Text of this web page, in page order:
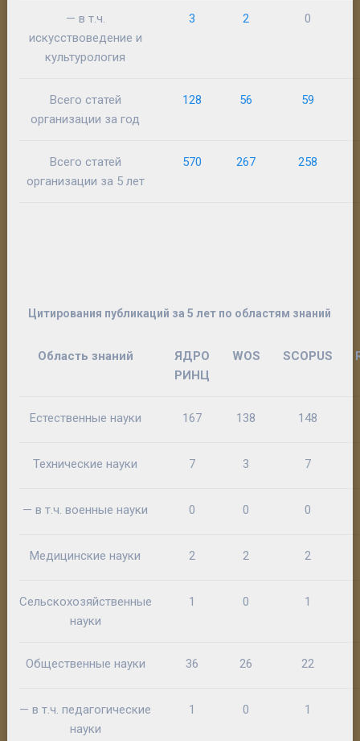
— в т.ч.
искусствоведение и
культурология
3 2 0
Всего статей
организации за год
128 56 59
Всего статей
организации за 5 лет
570 267 258
Цитирования публикаций за 5 лет по областям знаний
Область знаний
ЯДРО
РИНЦ
WOS SCOPUS
Естественные науки 167 138 148
Технические науки 7 3 7
— в т.ч. военные науки 0 0 0
Медицинские науки 2 2 2
Сельскохозяйственные
науки
1 0 1
Общественные науки 36 26 22
— в т.ч. педагогические
науки
1 0 1